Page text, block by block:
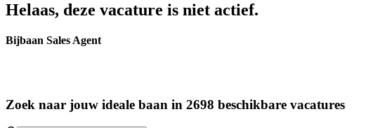
Helaas, deze vacature is niet actief.
Bijbaan Sales Agent
Zoek naar jouw ideale baan in 2698 beschikbare vacatures